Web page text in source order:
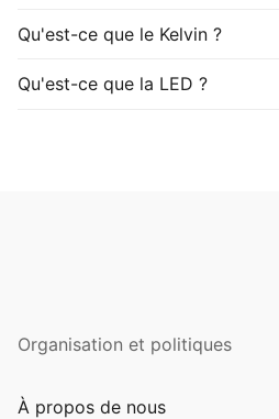
Qu'est-ce que le Kelvin ?
Qu'est-ce que la LED ?
Organisation et politiques
À propos de nous